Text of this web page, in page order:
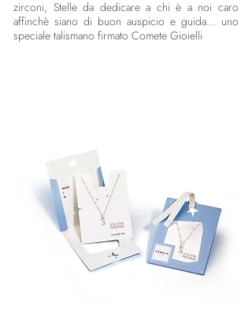
zirconi, Stelle da dedicare a chi è a noi caro
affinchè siano di buon auspicio e guida… uno
speciale talismano firmato Comete Gioielli